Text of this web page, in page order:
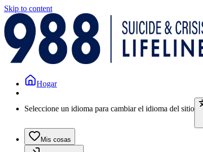
Skip to content
Hogar
Seleccione un idioma para cambiar el idioma del sitio
Mis cosas